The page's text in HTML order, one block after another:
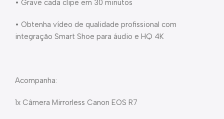
• Grave cada clipe em 30 minutos
• Obtenha vídeo de qualidade profissional com
integração Smart Shoe para áudio e HQ 4K
Acompanha:
1x Câmera Mirrorless Canon EOS R7